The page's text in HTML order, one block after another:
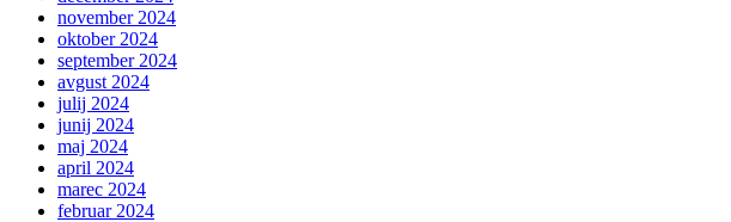
november 2024
oktober 2024
september 2024
avgust 2024
julij 2024
junij 2024
maj 2024
april 2024
marec 2024
februar 2024